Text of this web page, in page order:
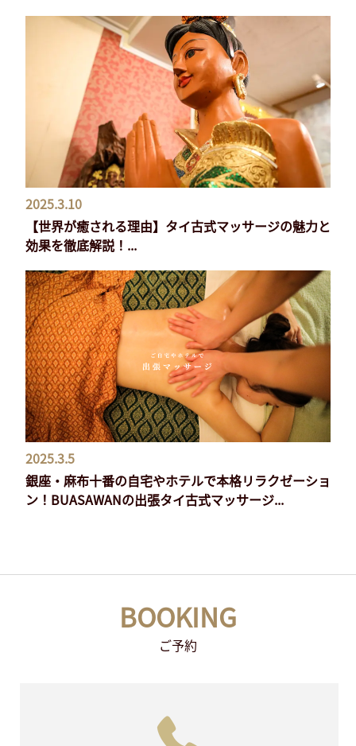
2025.3.10
【世界が癒される理由】タイ古式マッサージの魅力と
効果を徹底解説！...
2025.3.5
銀座・麻布十番の自宅やホテルで本格リラクゼーショ
ン！BUASAWANの出張タイ古式マッサージ...
BOOKING
ご予約